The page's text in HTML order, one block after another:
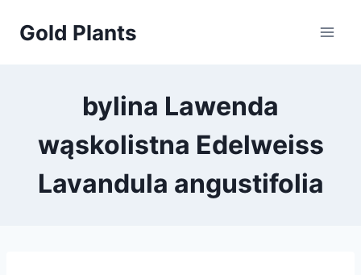
Gold Plants
bylina Lawenda
wąskolistna Edelweiss
Lavandula angustifolia